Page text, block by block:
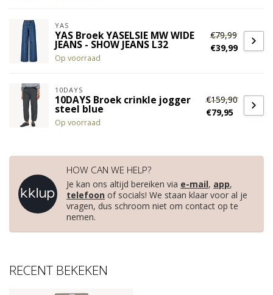
YAS
YAS Broek YASELSIE MW WIDE
JEANS - SHOW JEANS L32
Op voorraad
€79,99
€39,99
10DAYS
10DAYS Broek crinkle jogger
steel blue
Op voorraad
€159,90
€79,95
HOW CAN WE HELP?
Je kan ons altijd bereiken via e-mail, app,
telefoon of socials! We staan klaar voor al je
vragen, dus schroom niet om contact op te
nemen.
RECENT BEKEKEN